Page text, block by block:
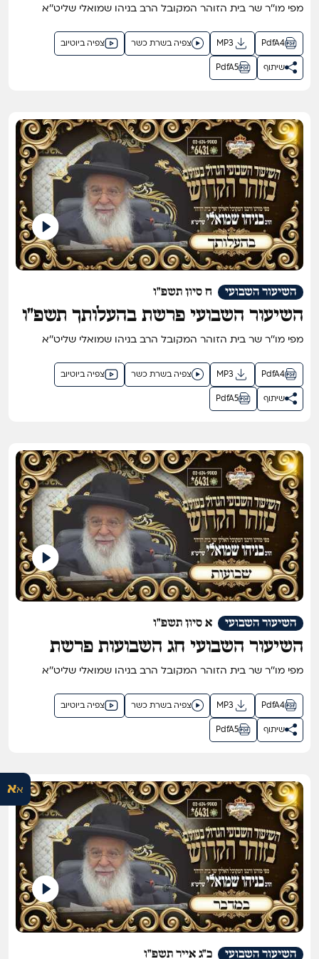
אא
מפי מו''ר שר בית הזוהר המקובל הרב בניהו שמואלי שליט''א
צפיה ביוטיוב צפיה בשרת כשר MP3 PdfA4
PdfA5 שיתוף
ח סיון תשפ"ו השיעור השבועי
השיעור השבועי פרשת בהעלותך תשפ"ו
מפי מו''ר שר בית הזוהר המקובל הרב בניהו שמואלי שליט''א
צפיה ביוטיוב צפיה בשרת כשר MP3 PdfA4
PdfA5 שיתוף
א סיון תשפ"ו השיעור השבועי
השיעור השבועי חג השבועות פרשת
נשא התשפ"ו
מפי מו''ר שר בית הזוהר המקובל הרב בניהו שמואלי שליט''א
צפיה ביוטיוב צפיה בשרת כשר MP3 PdfA4
PdfA5 שיתוף
כ"ג אייר תשפ"ו השיעור השבועי